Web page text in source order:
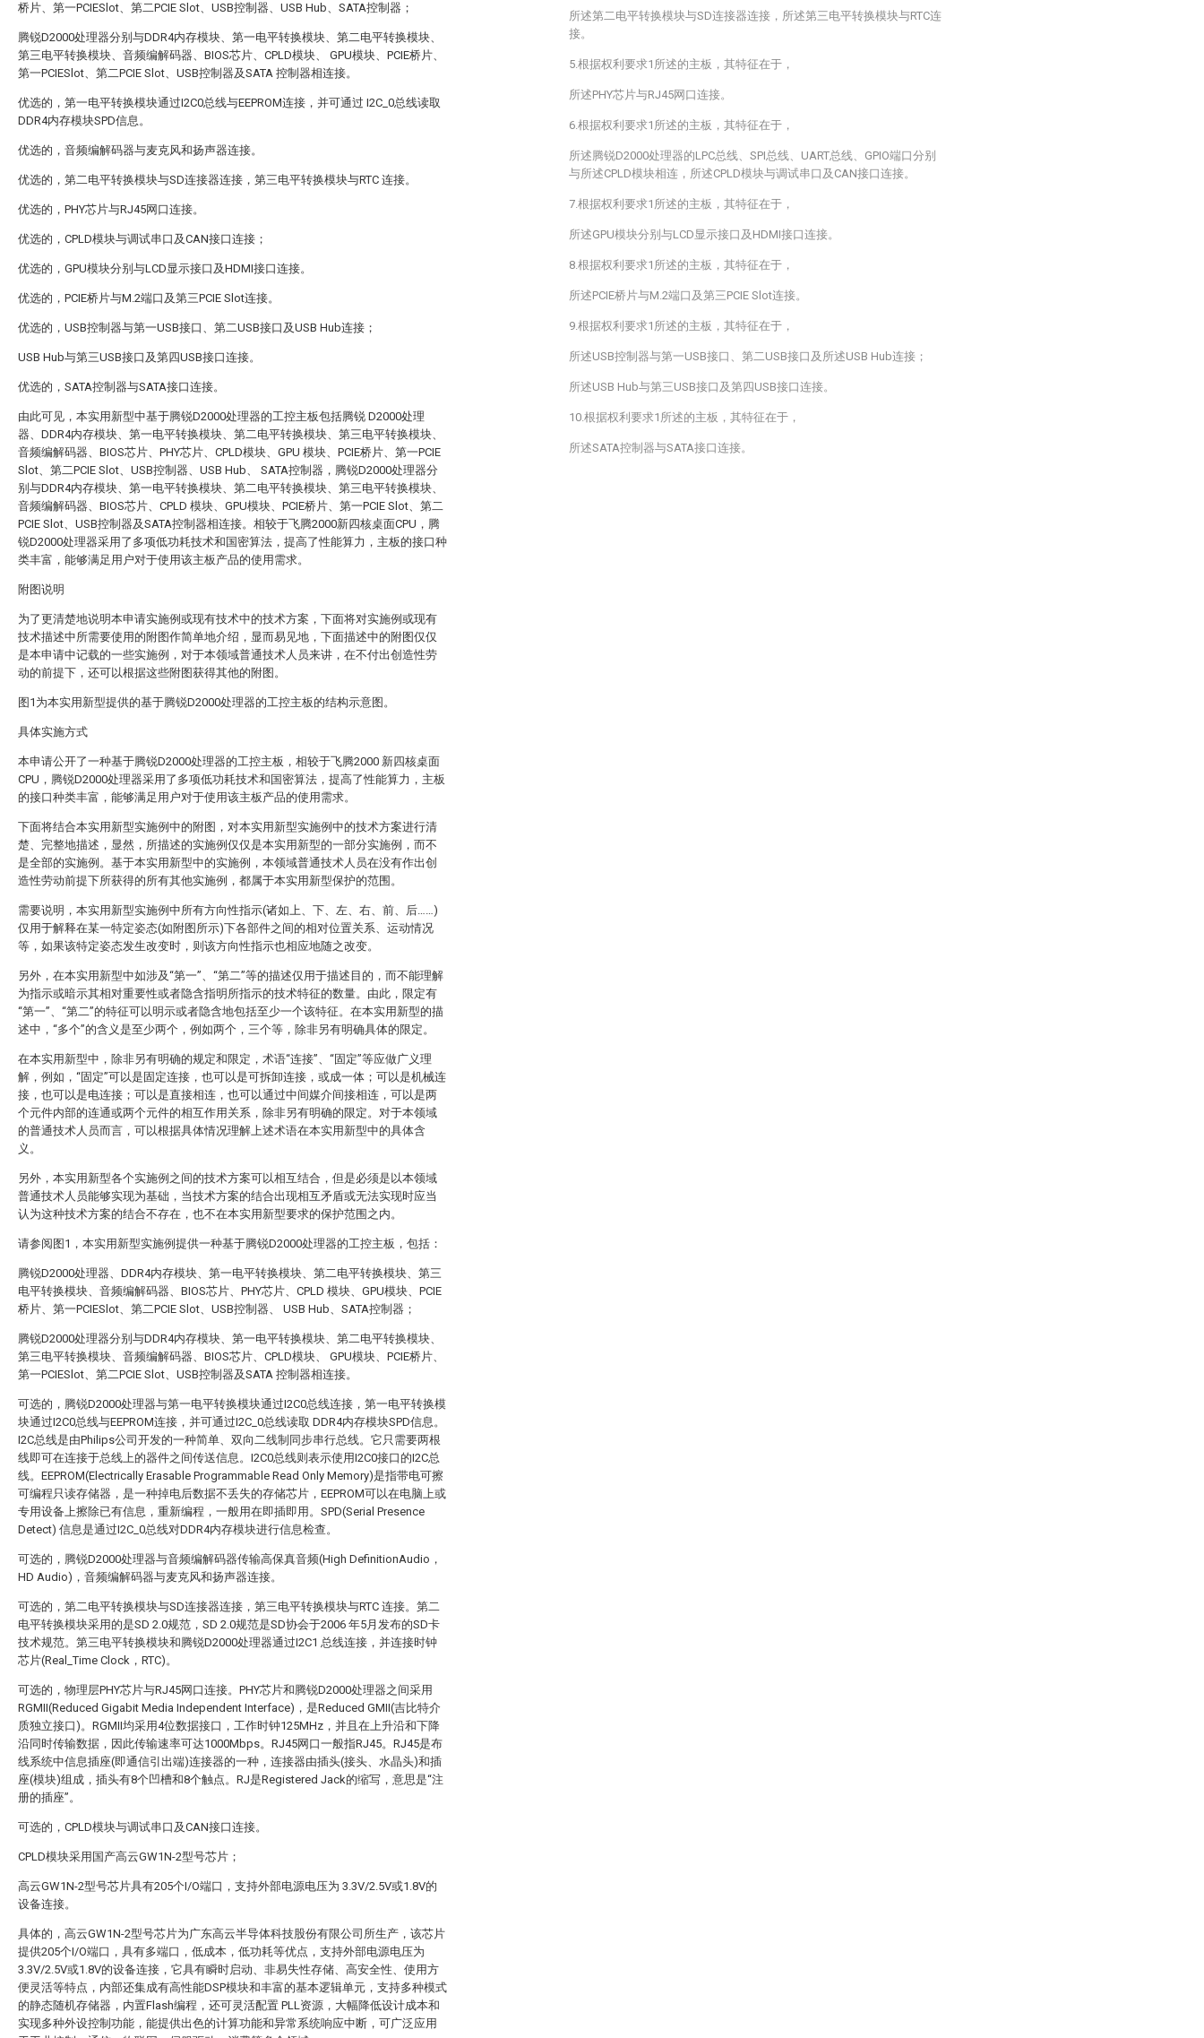
桥片、第一PCIESlot、第二PCIE Slot、USB控制器、USB Hub、SATA控制器；
腾锐D2000处理器分别与DDR4内存模块、第一电平转换模块、第二电平转换模块、
第三电平转换模块、音频编解码器、BIOS芯片、CPLD模块、 GPU模块、PCIE桥片、
第一PCIESlot、第二PCIE Slot、USB控制器及SATA 控制器相连接。
优选的，第一电平转换模块通过I2C0总线与EEPROM连接，并可通过 I2C_0总线读取
DDR4内存模块SPD信息。
优选的，音频编解码器与麦克风和扬声器连接。
优选的，第二电平转换模块与SD连接器连接，第三电平转换模块与RTC 连接。
优选的，PHY芯片与RJ45网口连接。
优选的，CPLD模块与调试串口及CAN接口连接；
优选的，GPU模块分别与LCD显示接口及HDMI接口连接。
优选的，PCIE桥片与M.2端口及第三PCIE Slot连接。
优选的，USB控制器与第一USB接口、第二USB接口及USB Hub连接；
USB Hub与第三USB接口及第四USB接口连接。
优选的，SATA控制器与SATA接口连接。
由此可见，本实用新型中基于腾锐D2000处理器的工控主板包括腾锐 D2000处理
器、DDR4内存模块、第一电平转换模块、第二电平转换模块、第三电平转换模块、
音频编解码器、BIOS芯片、PHY芯片、CPLD模块、GPU 模块、PCIE桥片、第一PCIE
Slot、第二PCIE Slot、USB控制器、USB Hub、 SATA控制器，腾锐D2000处理器分
别与DDR4内存模块、第一电平转换模块、第二电平转换模块、第三电平转换模块、
音频编解码器、BIOS芯片、CPLD 模块、GPU模块、PCIE桥片、第一PCIE Slot、第二
PCIE Slot、USB控制器及SATA控制器相连接。相较于飞腾2000新四核桌面CPU，腾
锐D2000处理器采用了多项低功耗技术和国密算法，提高了性能算力，主板的接口种
类丰富，能够满足用户对于使用该主板产品的使用需求。
附图说明
为了更清楚地说明本申请实施例或现有技术中的技术方案，下面将对实施例或现有
技术描述中所需要使用的附图作简单地介绍，显而易见地，下面描述中的附图仅仅
是本申请中记载的一些实施例，对于本领域普通技术人员来讲，在不付出创造性劳
动的前提下，还可以根据这些附图获得其他的附图。
图1为本实用新型提供的基于腾锐D2000处理器的工控主板的结构示意图。
具体实施方式
本申请公开了一种基于腾锐D2000处理器的工控主板，相较于飞腾2000 新四核桌面
CPU，腾锐D2000处理器采用了多项低功耗技术和国密算法，提高了性能算力，主板
的接口种类丰富，能够满足用户对于使用该主板产品的使用需求。
下面将结合本实用新型实施例中的附图，对本实用新型实施例中的技术方案进行清
楚、完整地描述，显然，所描述的实施例仅仅是本实用新型的一部分实施例，而不
是全部的实施例。基于本实用新型中的实施例，本领域普通技术人员在没有作出创
造性劳动前提下所获得的所有其他实施例，都属于本实用新型保护的范围。
需要说明，本实用新型实施例中所有方向性指示(诸如上、下、左、右、前、后……)
仅用于解释在某一特定姿态(如附图所示)下各部件之间的相对位置关系、运动情况
等，如果该特定姿态发生改变时，则该方向性指示也相应地随之改变。
另外，在本实用新型中如涉及“第一”、“第二”等的描述仅用于描述目的，而不能理解
为指示或暗示其相对重要性或者隐含指明所指示的技术特征的数量。由此，限定有
“第一”、“第二”的特征可以明示或者隐含地包括至少一个该特征。在本实用新型的描
述中，“多个”的含义是至少两个，例如两个，三个等，除非另有明确具体的限定。
在本实用新型中，除非另有明确的规定和限定，术语“连接”、“固定”等应做广义理
解，例如，“固定”可以是固定连接，也可以是可拆卸连接，或成一体；可以是机械连
接，也可以是电连接；可以是直接相连，也可以通过中间媒介间接相连，可以是两
个元件内部的连通或两个元件的相互作用关系，除非另有明确的限定。对于本领域
的普通技术人员而言，可以根据具体情况理解上述术语在本实用新型中的具体含
义。
另外，本实用新型各个实施例之间的技术方案可以相互结合，但是必须是以本领域
普通技术人员能够实现为基础，当技术方案的结合出现相互矛盾或无法实现时应当
认为这种技术方案的结合不存在，也不在本实用新型要求的保护范围之内。
请参阅图1，本实用新型实施例提供一种基于腾锐D2000处理器的工控主板，包括：
腾锐D2000处理器、DDR4内存模块、第一电平转换模块、第二电平转换模块、第三
电平转换模块、音频编解码器、BIOS芯片、PHY芯片、CPLD 模块、GPU模块、PCIE
桥片、第一PCIESlot、第二PCIE Slot、USB控制器、 USB Hub、SATA控制器；
腾锐D2000处理器分别与DDR4内存模块、第一电平转换模块、第二电平转换模块、
第三电平转换模块、音频编解码器、BIOS芯片、CPLD模块、 GPU模块、PCIE桥片、
第一PCIESlot、第二PCIE Slot、USB控制器及SATA 控制器相连接。
可选的，腾锐D2000处理器与第一电平转换模块通过I2C0总线连接，第一电平转换模
块通过I2C0总线与EEPROM连接，并可通过I2C_0总线读取 DDR4内存模块SPD信息。
I2C总线是由Philips公司开发的一种简单、双向二线制同步串行总线。它只需要两根
线即可在连接于总线上的器件之间传送信息。I2C0总线则表示使用I2C0接口的I2C总
线。EEPROM(Electrically Erasable Programmable Read Only Memory)是指带电可擦
可编程只读存储器，是一种掉电后数据不丢失的存储芯片，EEPROM可以在电脑上或
专用设备上擦除已有信息，重新编程，一般用在即插即用。SPD(Serial Presence
Detect) 信息是通过I2C_0总线对DDR4内存模块进行信息检查。
可选的，腾锐D2000处理器与音频编解码器传输高保真音频(High DefinitionAudio，
HD Audio)，音频编解码器与麦克风和扬声器连接。
可选的，第二电平转换模块与SD连接器连接，第三电平转换模块与RTC 连接。第二
电平转换模块采用的是SD 2.0规范，SD 2.0规范是SD协会于2006 年5月发布的SD卡
技术规范。第三电平转换模块和腾锐D2000处理器通过I2C1 总线连接，并连接时钟
芯片(Real_Time Clock，RTC)。
可选的，物理层PHY芯片与RJ45网口连接。PHY芯片和腾锐D2000处理器之间采用
RGMII(Reduced Gigabit Media Independent Interface)，是Reduced GMII(吉比特介
质独立接口)。RGMII均采用4位数据接口，工作时钟125MHz，并且在上升沿和下降
沿同时传输数据，因此传输速率可达1000Mbps。RJ45网口一般指RJ45。RJ45是布
线系统中信息插座(即通信引出端)连接器的一种，连接器由插头(接头、水晶头)和插
座(模块)组成，插头有8个凹槽和8个触点。RJ是Registered Jack的缩写，意思是“注
册的插座”。
可选的，CPLD模块与调试串口及CAN接口连接。
CPLD模块采用国产高云GW1N-2型号芯片；
高云GW1N-2型号芯片具有205个I/O端口，支持外部电源电压为 3.3V/2.5V或1.8V的
设备连接。
具体的，高云GW1N-2型号芯片为广东高云半导体科技股份有限公司所生产，该芯片
提供205个I/O端口，具有多端口，低成本，低功耗等优点，支持外部电源电压为
3.3V/2.5V或1.8V的设备连接，它具有瞬时启动、非易失性存储、高安全性、使用方
便灵活等特点，内部还集成有高性能DSP模块和丰富的基本逻辑单元，支持多种模式
的静态随机存储器，内置Flash编程，还可灵活配置 PLL资源，大幅降低设计成本和
实现多种外设控制功能，能提供出色的计算功能和异常系统响应中断，可广泛应用
所述第二电平转换模块与SD连接器连接，所述第三电平转换模块与RTC连
接。
5.根据权利要求1所述的主板，其特征在于，
所述PHY芯片与RJ45网口连接。
6.根据权利要求1所述的主板，其特征在于，
所述腾锐D2000处理器的LPC总线、SPI总线、UART总线、GPIO端口分别
与所述CPLD模块相连，所述CPLD模块与调试串口及CAN接口连接。
7.根据权利要求1所述的主板，其特征在于，
所述GPU模块分别与LCD显示接口及HDMI接口连接。
8.根据权利要求1所述的主板，其特征在于，
所述PCIE桥片与M.2端口及第三PCIE Slot连接。
9.根据权利要求1所述的主板，其特征在于，
所述USB控制器与第一USB接口、第二USB接口及所述USB Hub连接；
所述USB Hub与第三USB接口及第四USB接口连接。
10.根据权利要求1所述的主板，其特征在于，
所述SATA控制器与SATA接口连接。